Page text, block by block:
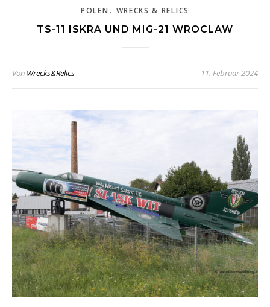
POLEN , WRECKS & RELICS
TS-11 ISKRA UND MIG-21 WROCLAW
Von Wrecks&Relics 11. Februar 2024